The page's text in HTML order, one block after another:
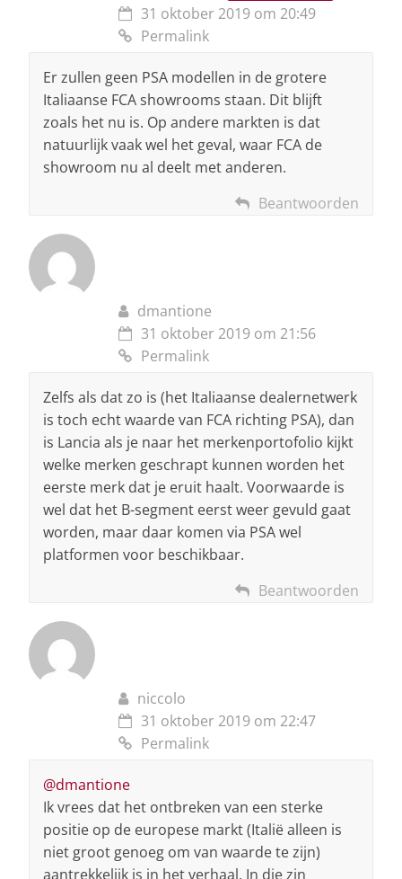
31 oktober 2019 om 20:49
Permalink
Er zullen geen PSA modellen in de grotere
Italiaanse FCA showrooms staan. Dit blijft
zoals het nu is. Op andere markten is dat
natuurlijk vaak wel het geval, waar FCA de
showroom nu al deelt met anderen.
Beantwoorden
dmantione
31 oktober 2019 om 21:56
Permalink
Zelfs als dat zo is (het Italiaanse dealernetwerk
is toch echt waarde van FCA richting PSA), dan
is Lancia als je naar het merkenportofolio kijkt
welke merken geschrapt kunnen worden het
eerste merk dat je eruit haalt. Voorwaarde is
wel dat het B-segment eerst weer gevuld gaat
worden, maar daar komen via PSA wel
platformen voor beschikbaar.
Beantwoorden
niccolo
31 oktober 2019 om 22:47
Permalink
@dmantione
Ik vrees dat het ontbreken van een sterke
positie op de europese markt (Italië alleen is
niet groot genoeg om van waarde te zijn)
aantrekkelijk is in het verhaal. In die zin